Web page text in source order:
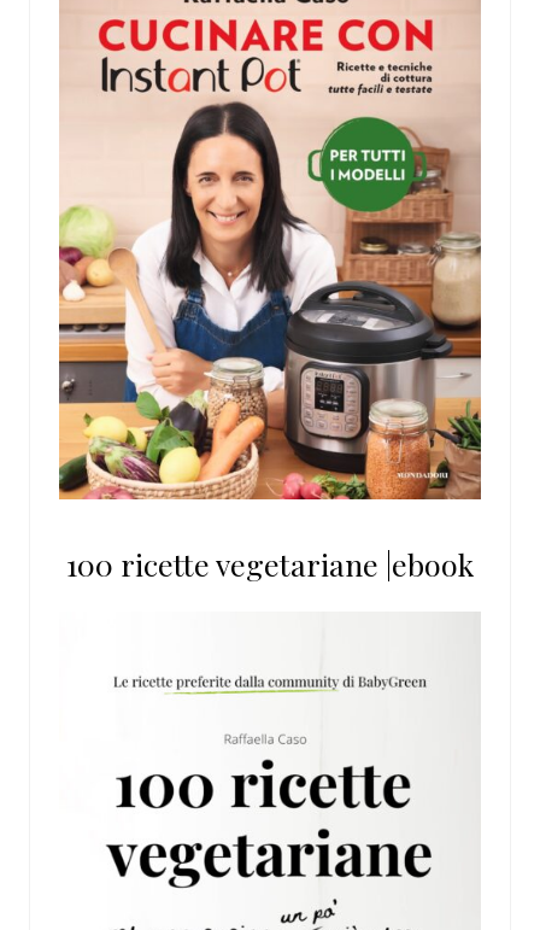
100 ricette vegetariane |ebook